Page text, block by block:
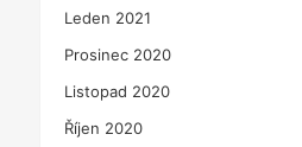
Leden 2021
Prosinec 2020
Listopad 2020
Říjen 2020